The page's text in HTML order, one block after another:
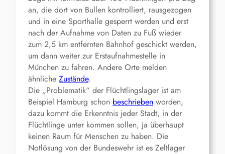
an, die dort von Bullen kontrolliert, rausgezogen
und in eine Sporthalle gesperrt werden und erst
nach der Aufnahme von Daten zu Fuß wieder
zum 2,5 km entfernten Bahnhof geschickt werden,
um dann weiter zur Erstaufnahmestelle in
München zu fahren. Andere Orte melden
ähnliche Zustände.
Die „Problematik“ der Flüchtlingslager ist am
Beispiel Hamburg schon beschrieben worden,
dazu kommt die Erkenntnis jeder Stadt, in der
Flüchtlinge unter kommen sollen, ja überhaupt
keinen Raum für Menschen zu haben. Die
Notlösung von der Bundeswehr ist es Zeltlager